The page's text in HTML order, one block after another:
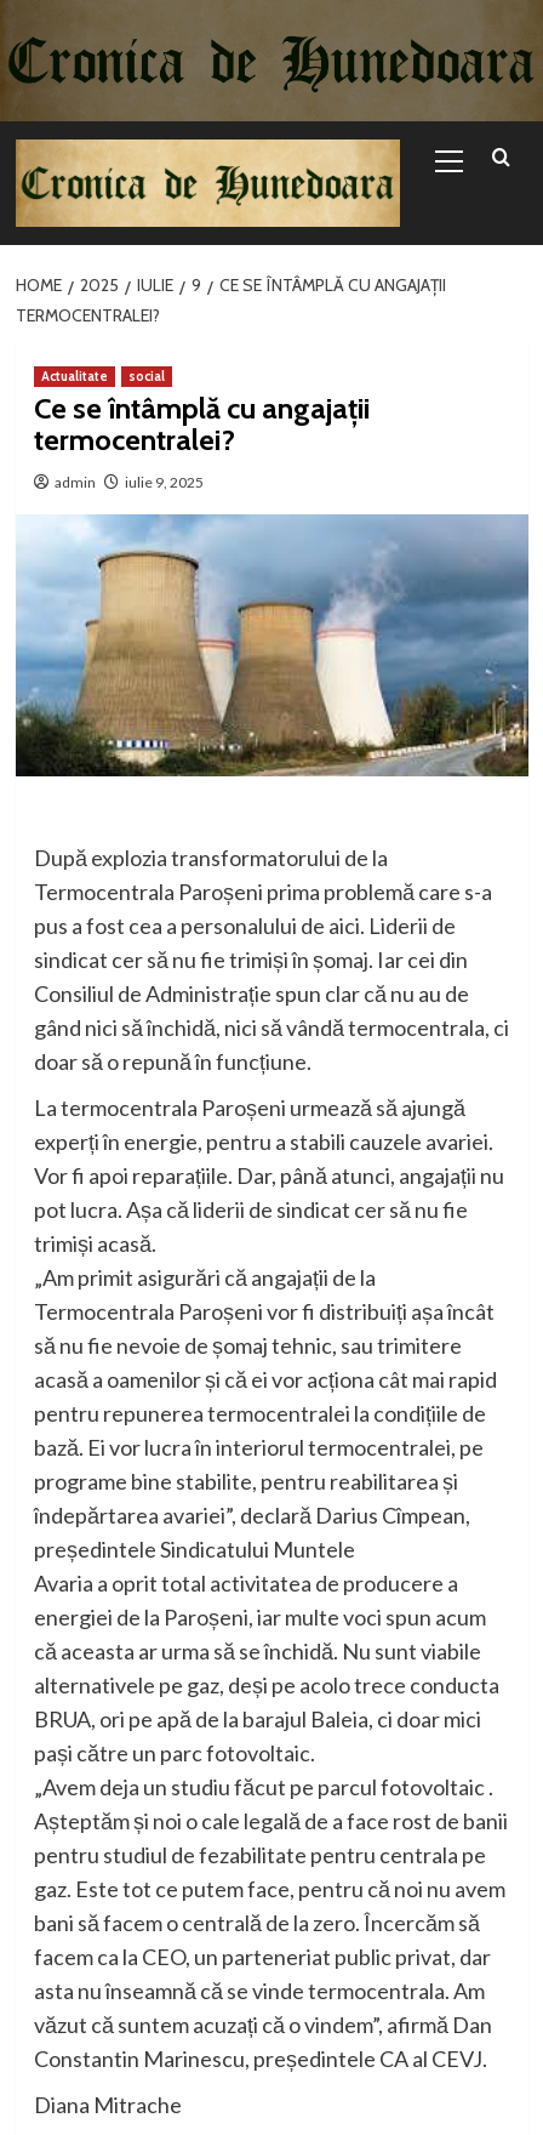
la
conținut
Menu
HOME 2025 IULIE 9
CE SE ÎNTÂMPLĂ CU ANGAJAȚII
TERMOCENTRALEI?
Actualitate social
Ce se întâmplă cu angajații
termocentralei?
admin iulie 9, 2025
După explozia transformatorului de la
Termocentrala Paroșeni prima problemă care s-a
pus a fost cea a personalului de aici. Liderii de
sindicat cer să nu fie trimiși în șomaj. Iar cei din
Consiliul de Administrație spun clar că nu au de
gând nici să închidă, nici să vândă termocentrala, ci
doar să o repună în funcțiune.
La termocentrala Paroșeni urmează să ajungă
experți în energie, pentru a stabili cauzele avariei.
Vor fi apoi reparațiile. Dar, până atunci, angajații nu
pot lucra. Așa că liderii de sindicat cer să nu fie
trimiși acasă.
„Am primit asigurări că angajații de la
Termocentrala Paroșeni vor fi distribuiți așa încât
să nu fie nevoie de șomaj tehnic, sau trimitere
acasă a oamenilor și că ei vor acționa cât mai rapid
pentru repunerea termocentralei la condițiile de
bază. Ei vor lucra în interiorul termocentralei, pe
programe bine stabilite, pentru reabilitarea și
îndepărtarea avariei”, declară Darius Cîmpean,
președintele Sindicatului Muntele
Avaria a oprit total activitatea de producere a
energiei de la Paroșeni, iar multe voci spun acum
că aceasta ar urma să se închidă. Nu sunt viabile
alternativele pe gaz, deși pe acolo trece conducta
BRUA, ori pe apă de la barajul Baleia, ci doar mici
pași către un parc fotovoltaic.
„Avem deja un studiu făcut pe parcul fotovoltaic .
Așteptăm și noi o cale legală de a face rost de banii
pentru studiul de fezabilitate pentru centrala pe
gaz. Este tot ce putem face, pentru că noi nu avem
bani să facem o centrală de la zero. Încercăm să
facem ca la CEO, un parteneriat public privat, dar
asta nu înseamnă că se vinde termocentrala. Am
văzut că suntem acuzați că o vindem”, afirmă Dan
Constantin Marinescu, președintele CA al CEVJ.
Diana Mitrache